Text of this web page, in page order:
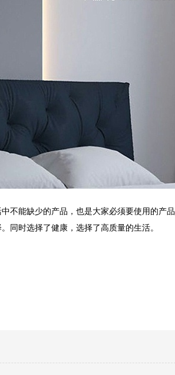
不能缺少的产品，也是大家必须要使用的产
同时选择了健康，选择了高质量的生活。